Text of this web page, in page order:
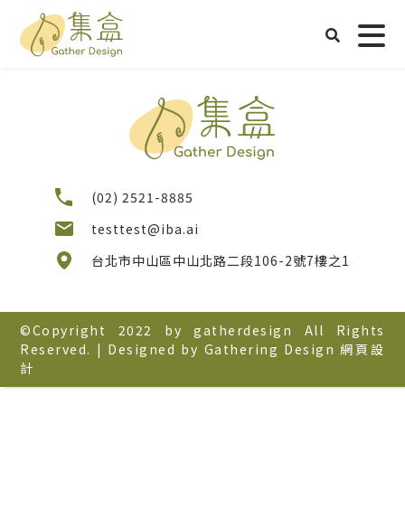
數位化的歷程，是為了
提升人類生活品質。
(02) 2521-8885
testtest@iba.ai
台北市中山區中山北路二段106-2號7樓之1
©Copyright 2022 by gatherdesign All Rights
Reserved. | Designed by Gathering Design 網頁設
計